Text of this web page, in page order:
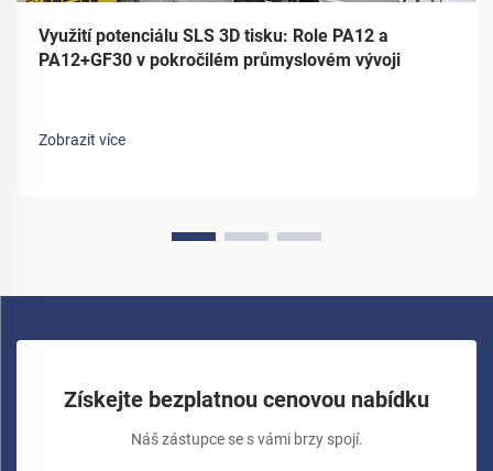
Využití potenciálu SLS 3D tisku: Role PA12 a
PA12+GF30 v pokročilém průmyslovém vývoji
Zobrazit více
Získejte bezplatnou cenovou nabídku
Náš zástupce se s vámi brzy spojí.